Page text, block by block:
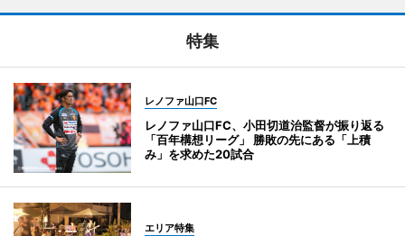
特集
レノファ山口FC
レノファ山口FC、小田切道治監督が振り返る
「百年構想リーグ」 勝敗の先にある「上積
み」を求めた20試合
エリア特集